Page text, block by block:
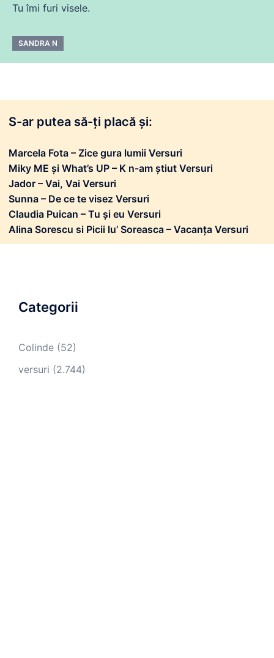
Tu îmi furi visele.
SANDRA N
S-ar putea să-ți placă și:
Marcela Fota – Zice gura lumii Versuri
Miky ME și What’s UP – K n-am știut Versuri
Jador – Vai, Vai Versuri
Sunna – De ce te visez Versuri
Claudia Puican – Tu și eu Versuri
Alina Sorescu si Picii lu’ Soreasca – Vacanța Versuri
Categorii
Colinde (52)
versuri (2.744)